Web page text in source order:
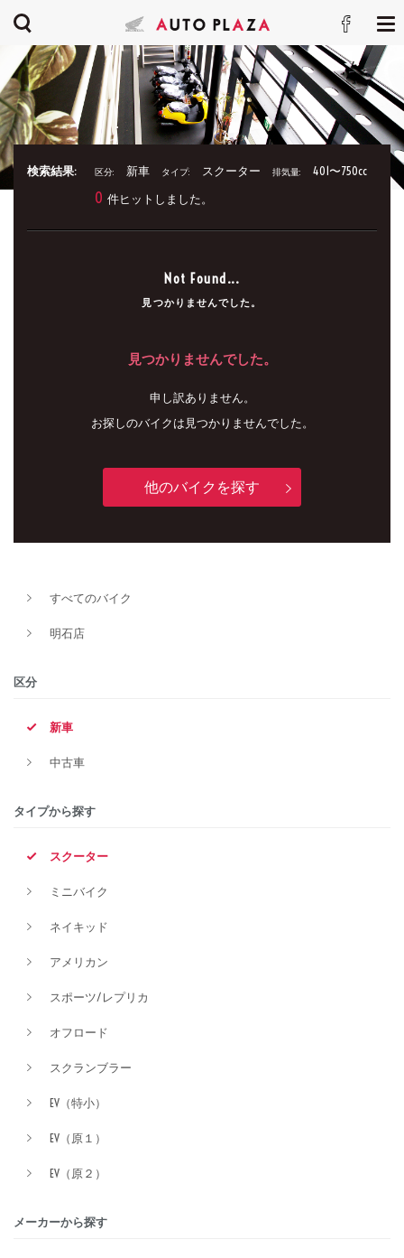
検索結果: 区分: 新車 タイプ: スクーター 排気量: 401〜750cc
0 件ヒットしました。
Not Found...
見つかりませんでした。
見つかりませんでした。
申し訳ありません。
お探しのバイクは見つかりませんでした。
他のバイクを探す
すべてのバイク
明石店
区分
新車
中古車
タイプから探す
スクーター
ミニバイク
ネイキッド
アメリカン
スポーツ/レプリカ
オフロード
スクランブラー
EV（特小）
EV（原１）
EV（原２）
メーカーから探す
排気量
価格